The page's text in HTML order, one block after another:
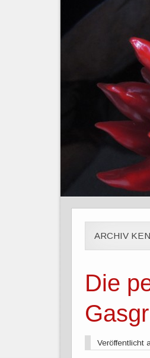
ARCHIV
Die
Veröffentlicht